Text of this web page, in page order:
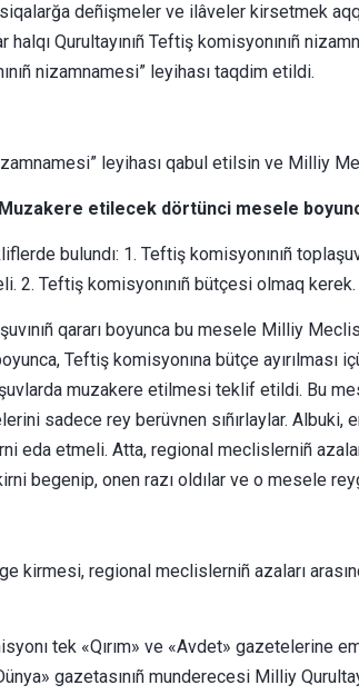
deñişmeler ve ilâveler kirsetmek
Qurultayınıñ Teftiş komisyonınıñ
nizamnamesi” leyihası taqdim etildi.
nizamnamesi” leyihası qabul etilsin ve
Muzakere etilecek dörtünci mesele
bulundı: 1. Teftiş komisyonınıñ
2. Teftiş komisyonınıñ bütçesi olmaq kerek.
qararı boyunca bu mesele Milliy
Teftiş komisyonına bütçe ayırılması
muzakere etilmesi teklif etildi. Bu
sadece rey berüvnen sıñırlaylar.
etmeli. Atta, regional meclislerniñ
begenip, onen razı oldılar ve o mesele
regional meclislerniñ azaları
tek «Qırım» ve «Avdet» gazetelerine
gazetasınıñ munderecesi Milliy